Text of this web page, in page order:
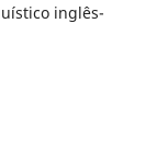
inglês-